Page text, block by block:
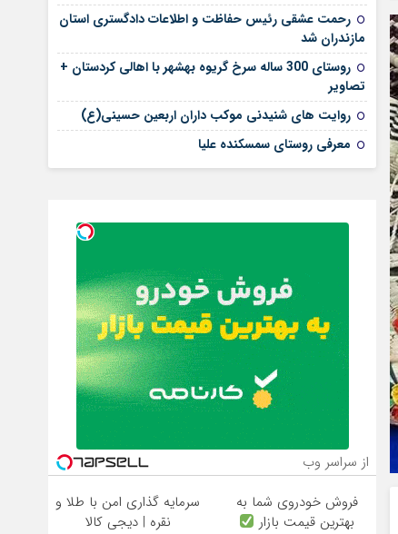
رحمت عشقی رئیس حفاظت و اطلاعات دادگستری استان
مازندران شد
روستای 300 ساله سرخ ‌گریوه بهشهر با اهالی کردستان +
تصاویر
روایت های شنیدنی موکب داران اربعین حسینی(ع)
معرفی روستای سمسکنده علیا
از سراسر وب
فروش خودروی شما به
بهترین قیمت بازار
سرمایه گذاری امن با طلا و
نقره | دیجی کالا